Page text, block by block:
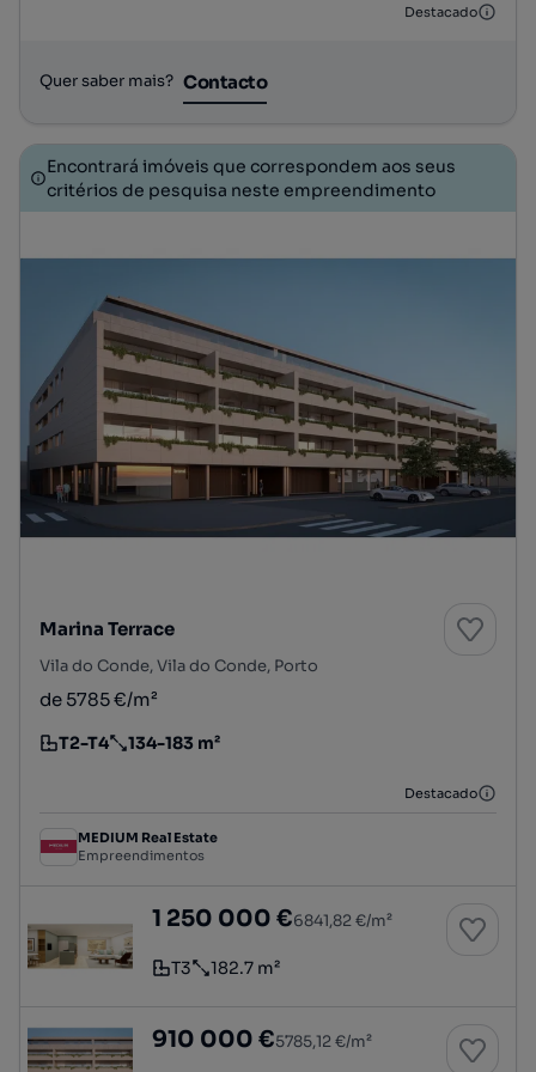
Destacado
Quer saber mais? Contacto
Encontrará imóveis que correspondem aos seus
critérios de pesquisa neste empreendimento
Marina Terrace
Vila do Conde, Vila do Conde, Porto
de 5785 €/m²
Tipologia
T2-T4
Preço por metro quadrado
134-183 m²
Destacado
MEDIUM Real Estate
Empreendimentos
Apartamento T3
1 250 000 €6841,82 €/m²
Tipologia
T3
Preço por metro quadrado
182.7 m²
Apartamento T3 inserido no
910 000 €5785,12 €/m²